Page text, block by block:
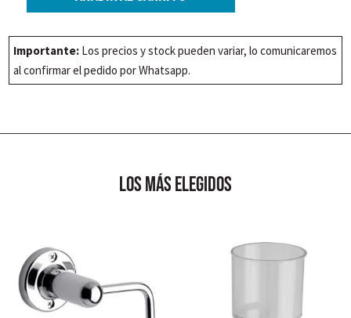
SELAH
RECT
Q
Importante: Los precios y stock pueden variar, lo comunicaremos
al confirmar el pedido por Whatsapp.
los más elegidos